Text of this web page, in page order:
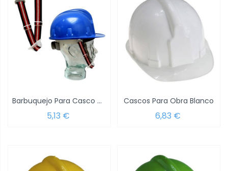
Barbuquejo Para Casco Obra
5,13 €
Cascos Para Obra Blanco
6,83 €